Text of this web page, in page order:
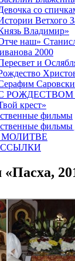
со
Ветхого
Владимир»
наш»
2000
и
крест»
фильмы
фильмы
МОЛИТВЕ